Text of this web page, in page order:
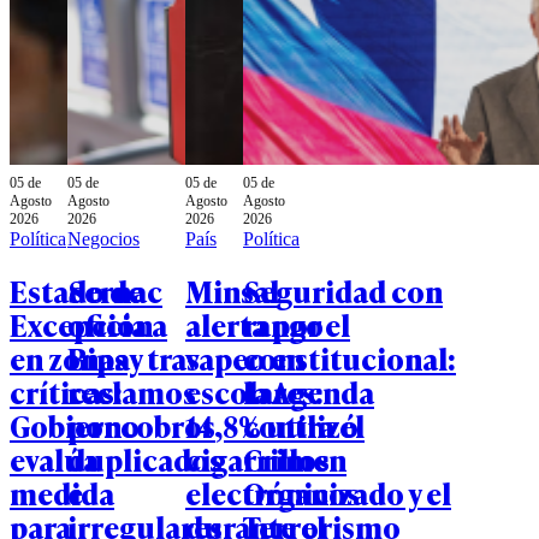
05 de
Agosto
2026
Política
Estado de
Excepción
en zonas
críticas:
Gobierno
evalúa
medida
para
05 de
Agosto
2026
Negocios
Sernac
oficia a
Bipay tras
reclamos
por cobros
duplicados
e
irregulares
05 de
Agosto
2026
País
Minsal
alerta por el
vapeo en
escolares:
14,8% utilizó
cigarrillos
electrónicos
durante el
05 de
Agosto
2026
Política
Seguridad con
rango
constitucional:
la Agenda
contra el
Crimen
Organizado y el
Terrorismo